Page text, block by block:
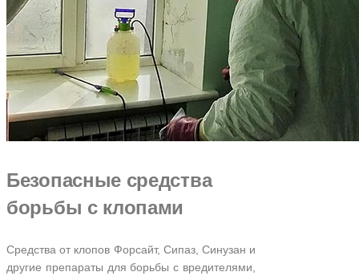
Безопасные средства
борьбы с клопами
Средства от клопов Форсайт, Сипаз, Синузан и
другие препараты для борьбы с вредителями,